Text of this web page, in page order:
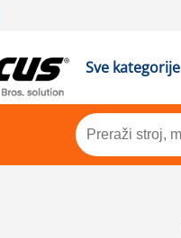
Sve kategorije